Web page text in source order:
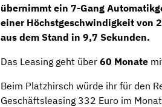
übernimmt ein 7-Gang
einer Höchstgeschwindigkeit von
aus dem Stand in 9,7 Sekunden.
Das Leasing geht über 60 Monate
Beim Platzhirsch würde ihr für den
Geschäftsleasing 332 Euro im